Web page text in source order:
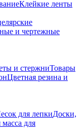
Клейкие ленты
и чертежные
и стержниТовары
Цветная резина и
для лепкиДоски,
для